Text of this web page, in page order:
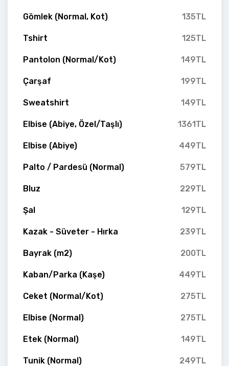
Gömlek (Normal, Kot) 135TL
Tshirt 125TL
Pantolon (Normal/Kot) 149TL
Çarşaf 199TL
Sweatshirt 149TL
Elbise (Abiye, Özel/Taşlı) 1361TL
Elbise (Abiye) 449TL
Palto / Pardesü (Normal) 579TL
Bluz 229TL
Şal 129TL
Kazak - Süveter - Hırka 239TL
Bayrak (m2) 200TL
Kaban/Parka (Kaşe) 449TL
Ceket (Normal/Kot) 275TL
Elbise (Normal) 275TL
Etek (Normal) 149TL
Tunik (Normal) 249TL